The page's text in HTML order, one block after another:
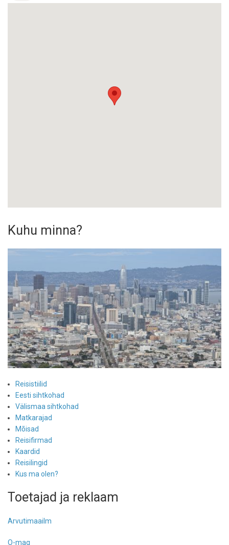
Kuhu minna?
Reisistiilid
Eesti sihtkohad
Välismaa sihtkohad
Matkarajad
Mõisad
Reisifirmad
Kaardid
Reisilingid
Kus ma olen?
Toetajad ja reklaam
Arvutimaailm
O-mag